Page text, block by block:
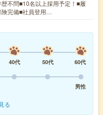
不問■10名以上採用予定！■履
険完備■社員登用…
40代 50代
60代
男性
る